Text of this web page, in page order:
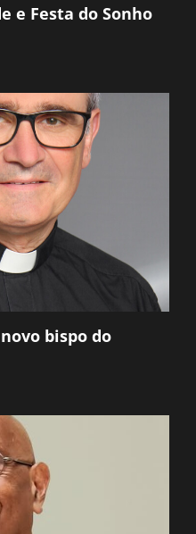
e Festa do Sonho
bispo do